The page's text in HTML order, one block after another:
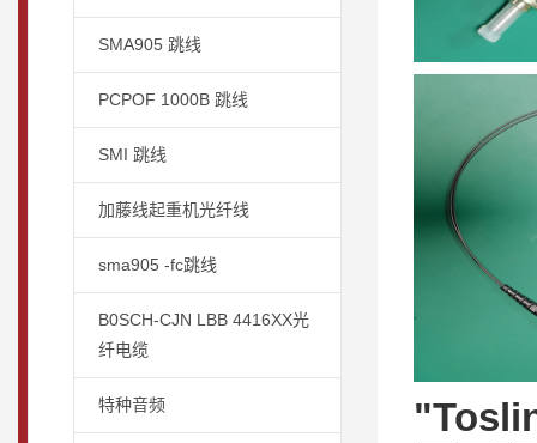
SMA905 跳线
PCPOF 1000B 跳线
SMI 跳线
加藤线起重机光纤线
sma905 -fc跳线
B0SCH-CJN LBB 4416XX光
纤电缆
特种音频